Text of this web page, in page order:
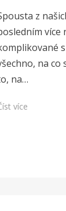
z
více
na co
na…
více